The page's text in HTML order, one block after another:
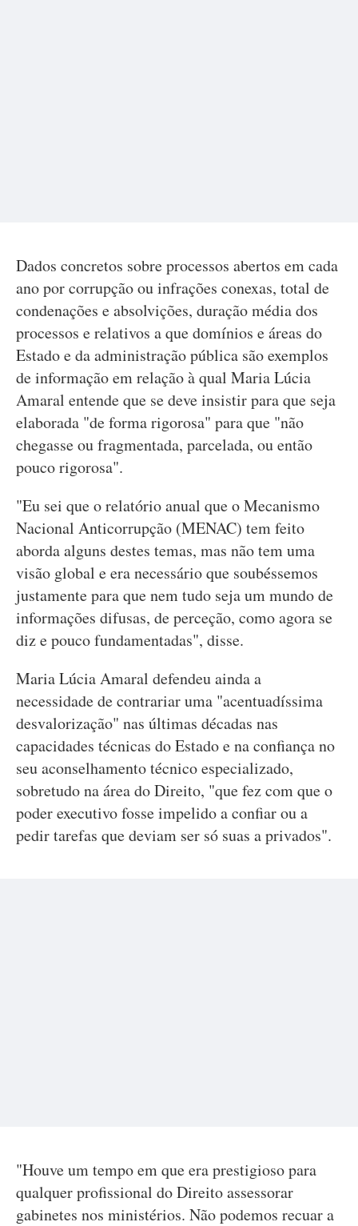
Dados concretos sobre processos abertos em cada
ano por corrupção ou infrações conexas, total de
condenações e absolvições, duração média dos
processos e relativos a que domínios e áreas do
Estado e da administração pública são exemplos
de informação em relação à qual Maria Lúcia
Amaral entende que se deve insistir para que seja
elaborada "de forma rigorosa" para que "não
chegasse ou fragmentada, parcelada, ou então
pouco rigorosa".
"Eu sei que o relatório anual que o Mecanismo
Nacional Anticorrupção (MENAC) tem feito
aborda alguns destes temas, mas não tem uma
visão global e era necessário que soubéssemos
justamente para que nem tudo seja um mundo de
informações difusas, de perceção, como agora se
diz e pouco fundamentadas", disse.
Maria Lúcia Amaral defendeu ainda a
necessidade de contrariar uma "acentuadíssima
desvalorização" nas últimas décadas nas
capacidades técnicas do Estado e na confiança no
seu aconselhamento técnico especializado,
sobretudo na área do Direito, "que fez com que o
poder executivo fosse impelido a confiar ou a
pedir tarefas que deviam ser só suas a privados".
"Houve um tempo em que era prestigioso para
qualquer profissional do Direito assessorar
gabinetes nos ministérios. Não podemos recuar a